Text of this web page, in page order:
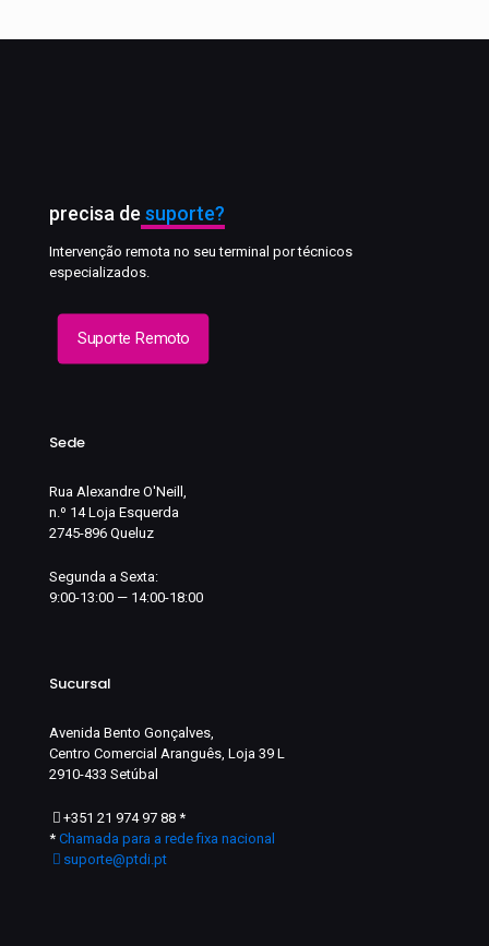
precisa de suporte?
Intervenção remota no seu terminal por técnicos
especializados.
Suporte Remoto
Sede
Rua Alexandre O'Neill,
n.º 14 Loja Esquerda
2745-896 Queluz
Segunda a Sexta:
9:00-13:00 — 14:00-18:00
Sucursal
Avenida Bento Gonçalves,
Centro Comercial Aranguês, Loja 39 L
2910-433 Setúbal
+351 21 974 97 88 *
* Chamada para a rede fixa nacional
suporte@ptdi.pt